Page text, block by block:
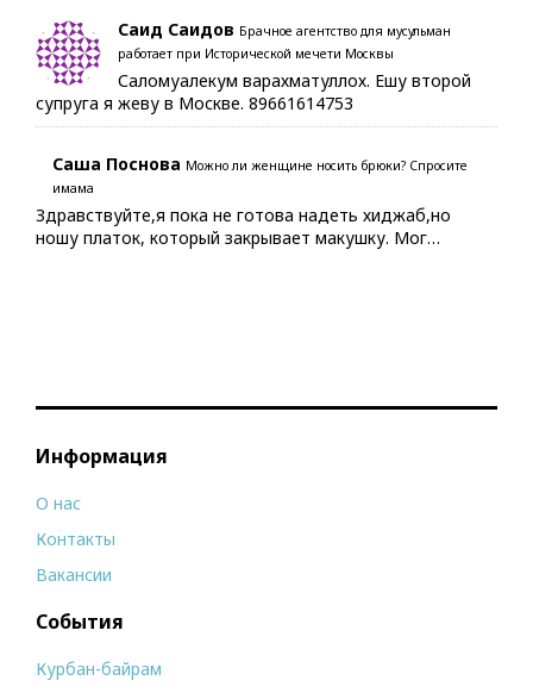
Саид Саидов Брачное агентство для мусульман
работает при Исторической мечети Москвы
Саломуалекум варахматуллох. Ешу второй
супруга я жеву в Москве. 89661614753
Саша Поснова Можно ли женщине носить брюки? Спросите
имама
Здравствуйте,я пока не готова надеть хиджаб,но
ношу платок, который закрывает макушку. Мог…
Информация
О нас
Контакты
Вакансии
События
Курбан-байрам